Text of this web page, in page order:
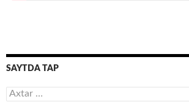
SAYTDA TAP
Axtarış: